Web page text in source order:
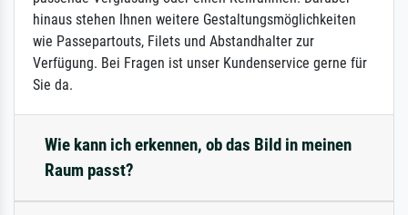
hinaus stehen Ihnen weitere Gestaltungsmöglichkeiten
wie Passepartouts, Filets und Abstandhalter zur
Verfügung. Bei Fragen ist unser Kundenservice gerne für
Sie da.
Wie kann ich erkennen, ob das Bild in meinen
Raum passt?